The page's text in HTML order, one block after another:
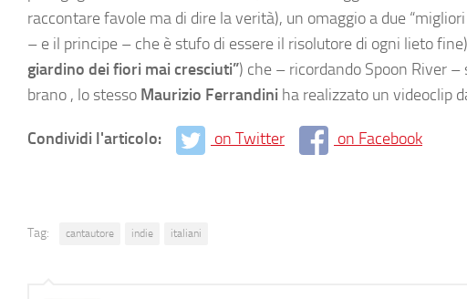
raccontare favole ma di dire la verità), un omaggio a due
– e il principe – che è stufo di essere il risolutore di ogni lieto
giardino dei fiori mai cresciuti”) che – ricordando Spoon River
brano , lo stesso Maurizio Ferrandini ha realizzato un videoclip
Condividi l'articolo: on Twitter on Facebook
Tag: cantautore indie italiani